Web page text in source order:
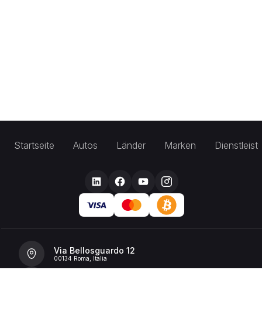
Startseite Autos Länder Marken
Via Bellosguardo 12
00134 Roma, Italia